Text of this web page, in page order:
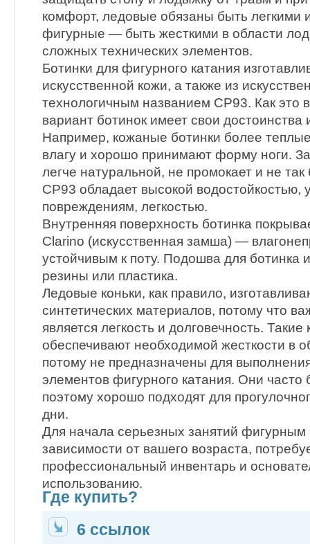
комфорт, ледовые обязаны быть легкими
фигурные — быть жесткими в области
сложных технических элементов.
Ботинки для фигурного катания
искусственной кожи, а также из
технологичным названием СР93. Как это
вариант ботинок имеет свои достоинства
Например, кожаные ботинки более
влагу и хорошо принимают форму ноги.
легче натуральной, не промокает и не
СР93 обладает высокой водостойкостью,
повреждениям, легкостью.
Внутренняя поверхность ботинка
Clarino (искусственная замша) —
устойчивым к поту. Подошва для ботинка
резины или пластика.
Ледовые коньки, как правило,
синтетических материалов, потому что
является легкость и долговечность. Такие
обеспечивают необходимой жесткости в
потому не предназначены для
элементов фигурного катания. Они
поэтому хорошо подходят для
дни.
Для начала серьезных занятий фигурным
зависимости от вашего возраста,
профессиональный инвентарь и
использованию.
Где купить?
6 ссылок